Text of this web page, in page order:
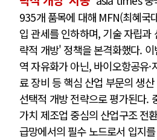
935개 품목에 대해 MFN(최혜국
입 관세를 인하하며, 기술 자립과
략적 개방' 정책을 본격화했다.
역 자유화가 아닌, 바이오항공유·
료 장비 등 핵심 산업 부문의 생
선택적 개방 전략으로 평가된다.
가치 제조업 중심의 산업구조 전
급망에서의 필수 노드로서 입지